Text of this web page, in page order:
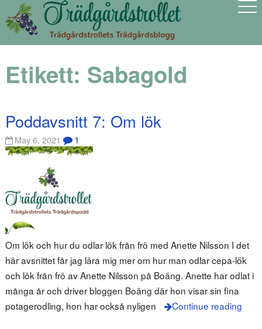
Etikett: Sabagold
Poddavsnitt 7: Om lök
May 6, 2021 1
Om lök och hur du odlar lök från frö med Anette Nilsson I det
här avsnittet får jag lära mig mer om hur man odlar cepa-lök
och lök från frö av Anette Nilsson på Boäng. Anette har odlat i
många år och driver bloggen Boäng där hon visar sin fina
potagerodling, hon har också nyligen
Continue reading